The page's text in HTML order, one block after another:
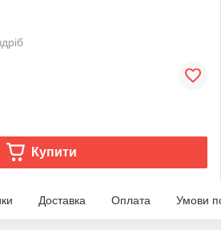
Купити
Доставка Оплата Умови